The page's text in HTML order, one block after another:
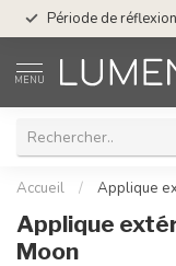
Période de
MENU
Accueil / Applique
Applique
Moon